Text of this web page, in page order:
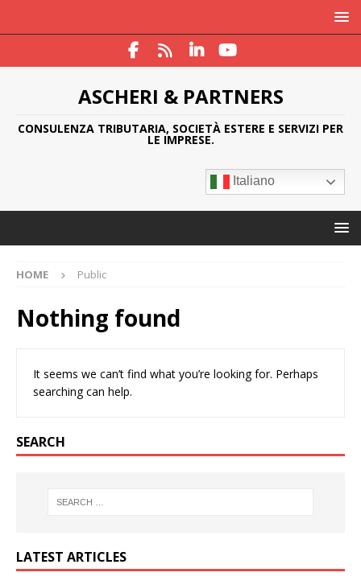
ASCHERI & PARTNERS
CONSULENZA TRIBUTARIA, SOCIETÀ ESTERE E SERVIZI PER
LE IMPRESE.
Italiano
HOME Public
Nothing found
It seems we can’t find what you’re looking for. Perhaps
searching can help.
SEARCH
LATEST ARTICLES